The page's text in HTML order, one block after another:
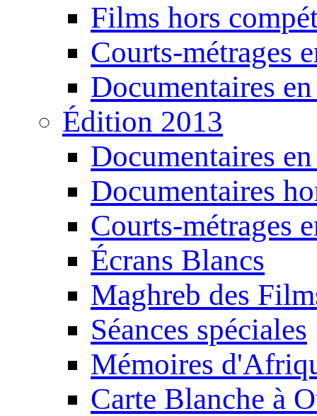
Films hors
Courts-métrages
Documentaires
Édition 2013
Documentaires
Documentaires
Courts-métrages
Écrans Blancs
Maghreb des
Séances spéciales
Mémoires
Carte Blanche à